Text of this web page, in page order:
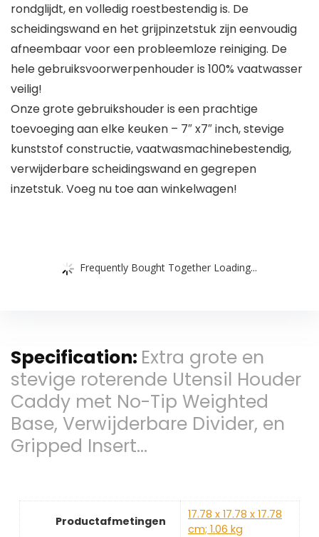
rondglijdt, en volledig roestbestendig is. De
scheidingswand en het grijpinzetstuk zijn eenvoudig
afneembaar voor een probleemloze reiniging. De
hele gebruiksvoorwerpenhouder is 100% vaatwasser
veilig!
Onze grote gebruikshouder is een prachtige
toevoeging aan elke keuken – 7″ x7″ inch, stevige
kunststof constructie, vaatwasmachinebestendig,
verwijderbare scheidingswand en gegrepen
inzetstuk. Voeg nu toe aan winkelwagen!
Frequently Bought Together Loading...
Specification: Extra grote en
stevige roterende Utensil Houder
Caddy met No-Tip Weighted
Base, Verwijderbare Divider, en
Gripped Insert…
Productafmetingen
‎17.78 x 17.78 x 17.78
cm; 1.06 kg